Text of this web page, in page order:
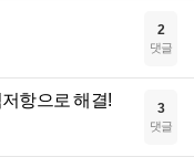
2
댓글
항으로 해결! 3
댓글